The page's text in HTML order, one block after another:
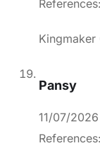
References:
Kingmaker
Pansy
11/07/2026
References: